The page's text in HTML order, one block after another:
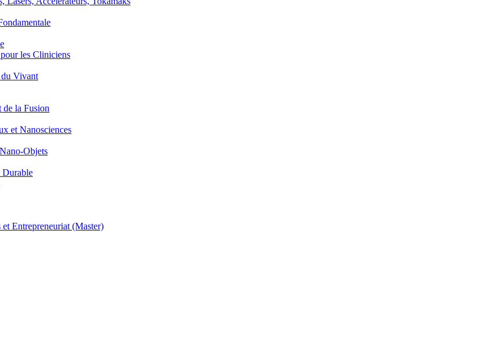
les Cliniciens
Vivant
la Fusion
et Nanosciences
Objets
Entrepreneuriat (Master)